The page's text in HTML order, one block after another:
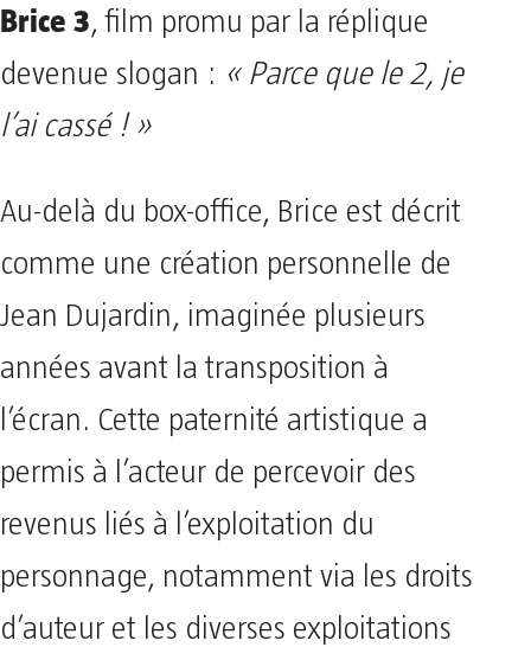
Brice 3, film promu par la réplique
devenue slogan : « Parce que le 2, je
l’ai cassé ! »
Au-delà du box-office, Brice est décrit
comme une création personnelle de
Jean Dujardin, imaginée plusieurs
années avant la transposition à
l’écran. Cette paternité artistique a
permis à l’acteur de percevoir des
revenus liés à l’exploitation du
personnage, notamment via les droits
d’auteur et les diverses exploitations